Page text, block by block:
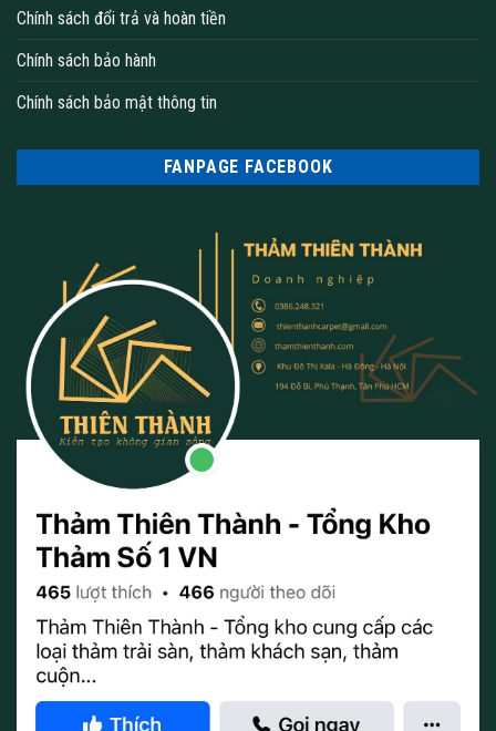
Chính sách đổi trả và hoàn tiền
Chính sách bảo hành
Chính sách bảo mật thông tin
FANPAGE FACEBOOK